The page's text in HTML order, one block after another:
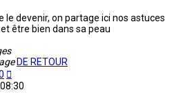
le devenir, on partage ici nos astuces
être bien dans sa peau
DE RETOUR
le